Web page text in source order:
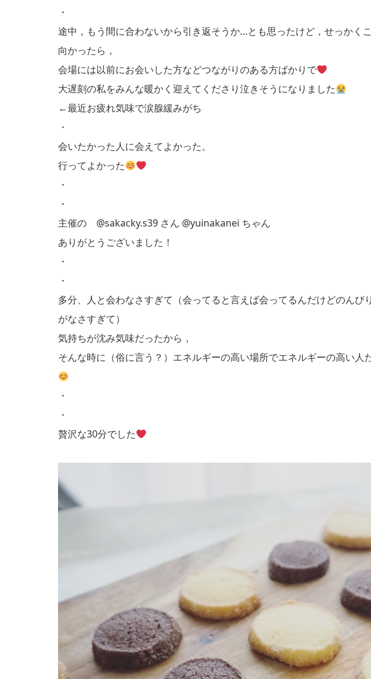
・
途中，もう間に合わないから引き返そうか…とも思ったけど，せっかく
向かったら，
会場には以前にお会いした方などつながりのある方ばかりで
大遅刻の私をみんな暖かく迎えてくださり泣きそうになりました
←最近お疲れ気味で涙腺緩みがち
・
会いたかった人に会えてよかった。
行ってよかった
・
・
主催の @sakacky.s39 さん @yuinakanei ちゃん
ありがとうございました！
・
・
多分、人と会わなさすぎて（会ってると言えば会ってるんだけどのんび
がなさすぎて）
気持ちが沈み気味だったから，
そんな時に（俗に言う？）エネルギーの高い場所でエネルギーの高い人
・
・
贅沢な30分でした